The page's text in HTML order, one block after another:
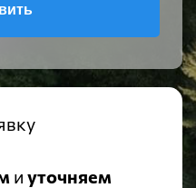
и уточняем